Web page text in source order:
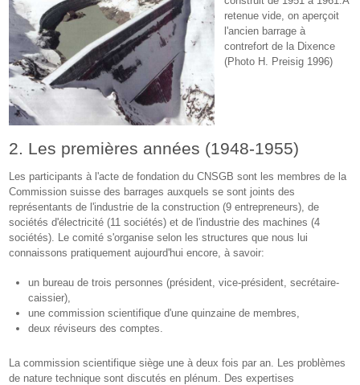
retenue vide, on aperçoit
l'ancien barrage à
contrefort de la Dixence
(Photo H. Preisig 1996)
2. Les premières années (1948-1955)
Les participants à l'acte de fondation du CNSGB sont les membres de la
Commission suisse des barrages auxquels se sont joints des
représentants de l'industrie de la construction (9 entrepreneurs), de
sociétés d'électricité (11 sociétés) et de l'industrie des machines (4
sociétés). Le comité s'organise selon les structures que nous lui
connaissons pratiquement aujourd'hui encore, à savoir:
un bureau de trois personnes (président, vice-président, secrétaire-
caissier),
une commission scientifique d'une quinzaine de membres,
deux réviseurs des comptes.
La commission scientifique siège une à deux fois par an. Les problèmes
de nature technique sont discutés en plénum. Des expertises